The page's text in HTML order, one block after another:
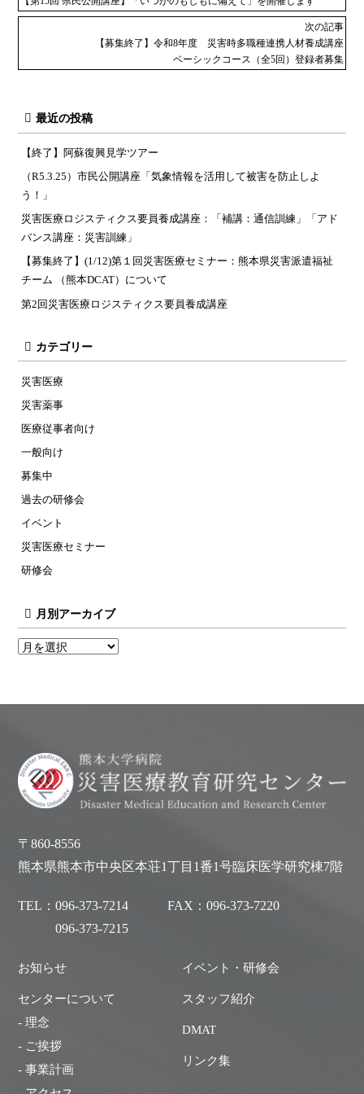
次の記事
【募集終了】令和8年度 災害時多職種連携人材養成講座
ベーシックコース（全5回）登録者募集
最近の投稿
【終了】阿蘇復興見学ツアー
（R5.3.25）市民公開講座「気象情報を活用して被害を防止しよ
う！」
災害医療ロジスティクス要員養成講座：「補講：通信訓練」「アド
バンス講座：災害訓練」
【募集終了】(1/12)第１回災害医療セミナー：熊本県災害派遣福祉
チーム （熊本DCAT）について
第2回災害医療ロジスティクス要員養成講座
カテゴリー
災害医療
災害薬事
医療従事者向け
一般向け
募集中
過去の研修会
イベント
災害医療セミナー
研修会
月別アーカイブ
〒860-8556
熊本県熊本市中央区本荘1丁目1番1号臨床医学研究棟7階
TEL：096-373-7214
096-373-7215
FAX：096-373-7220
お知らせ
センターについて
- 理念
- ご挨拶
- 事業計画
イベント・研修会
スタッフ紹介
DMAT
リンク集